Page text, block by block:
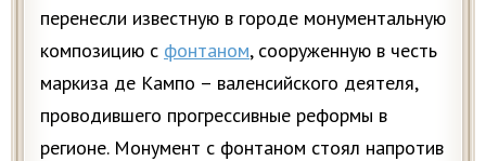
перенесли известную в городе монументальную
композицию с фонтаном, сооруженную в честь
маркиза де Кампо – валенсийского деятеля,
проводившего прогрессивные реформы в
регионе. Монумент с фонтаном стоял напротив